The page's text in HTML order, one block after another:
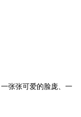
张张可爱的脸庞、一